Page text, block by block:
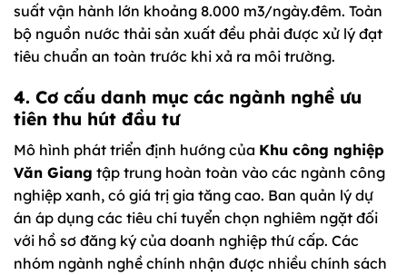
suất vận hành lớn khoảng 8.000 m3/ngày.đêm. Toàn
bộ nguồn nước thải sản xuất đều phải được xử lý đạt
tiêu chuẩn an toàn trước khi xả ra môi trường.
4. Cơ cấu danh mục các ngành nghề ưu
tiên thu hút đầu tư
Mô hình phát triển định hướng của Khu công nghiệp
Văn Giang tập trung hoàn toàn vào các ngành công
nghiệp xanh, có giá trị gia tăng cao. Ban quản lý dự
án áp dụng các tiêu chí tuyển chọn nghiêm ngặt đối
với hồ sơ đăng ký của doanh nghiệp thứ cấp. Các
nhóm ngành nghề chính nhận được nhiều chính sách